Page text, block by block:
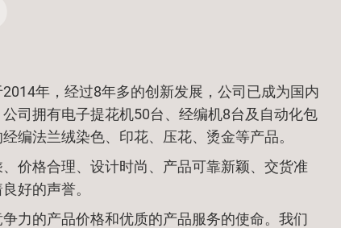
年，经过8年多的创新发展，公司已成为国内
司拥有电子提花机50台、经编机8台及自动化包
编法兰绒染色、印花、压花、烫金等产品。
价格合理、设计时尚、产品可靠新颖、交货准
好的声誉。
力的产品价格和优质的产品服务的使命。我们